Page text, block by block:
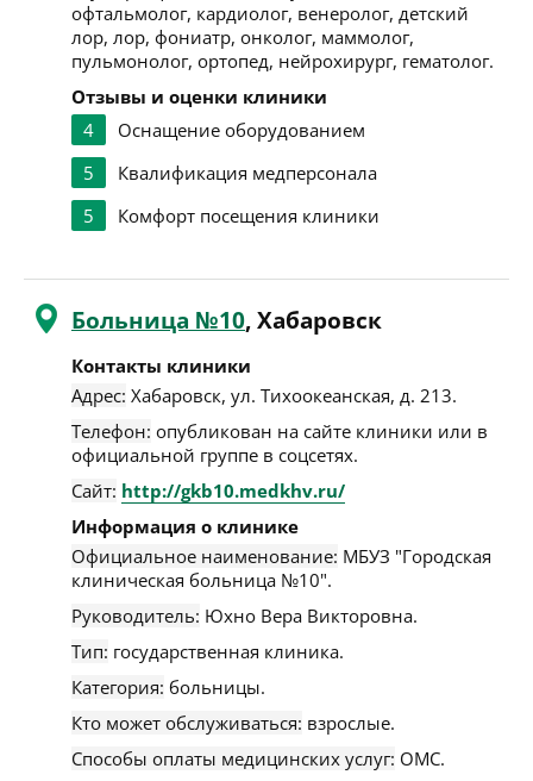
офтальмолог, кардиолог, венеролог, детский
лор, лор, фониатр, онколог, маммолог,
пульмонолог, ортопед, нейрохирург, гематолог.
Отзывы и оценки клиники
4
Оснащение оборудованием
5
Квалификация медперсонала
5
Комфорт посещения клиники
Больница №10, Хабаровск
Контакты клиники
Адрес: Хабаровск, ул. Тихоокеанская, д. 213.
Телефон: опубликован на сайте клиники или в
официальной группе в соцсетях.
Сайт: http://gkb10.medkhv.ru/
Информация о клинике
Официальное наименование: МБУЗ "Городская
клиническая больница №10".
Руководитель: Юхно Вера Викторовна.
Тип: государственная клиника.
Категория: больницы.
Кто может обслуживаться: взрослые.
Способы оплаты медицинских услуг: ОМС.